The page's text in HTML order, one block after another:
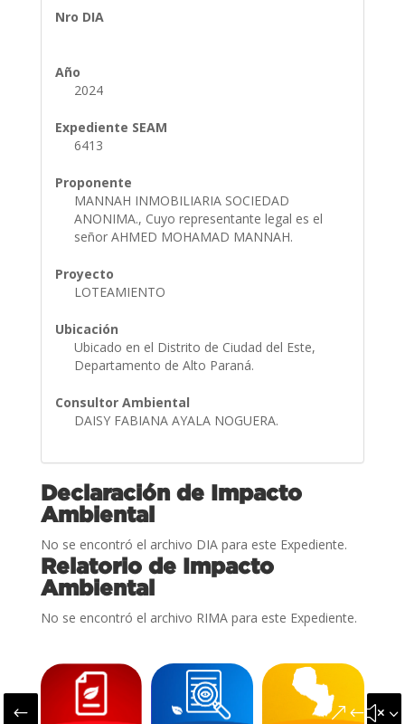
Nro DIA
Año
2024
Expediente SEAM
6413
Proponente
MANNAH INMOBILIARIA SOCIEDAD
ANONIMA., Cuyo representante legal es el
señor AHMED MOHAMAD MANNAH.
Proyecto
LOTEAMIENTO
Ubicación
Ubicado en el Distrito de Ciudad del Este,
Departamento de Alto Paraná.
Consultor Ambiental
DAISY FABIANA AYALA NOGUERA.
Declaración de Impacto
Ambiental
No se encontró el archivo DIA para este Expediente.
Relatorio de Impacto
Ambiental
No se encontró el archivo RIMA para este Expediente.
#